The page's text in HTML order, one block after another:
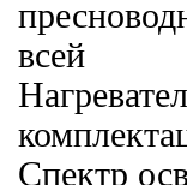
всей
Спектр